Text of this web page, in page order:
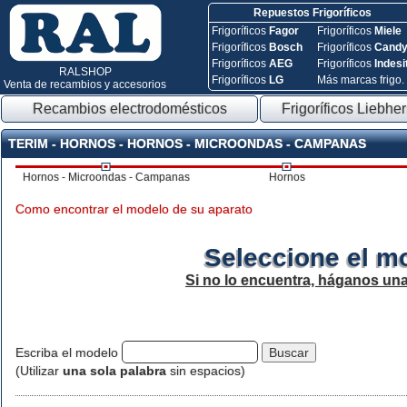
RALSHOP
Venta de recambios y accesorios
Repuestos Frigoríficos
Frigoríficos Fagor
Frigoríficos Bosch
FrigoríficosAEG
Frigoríficos LG
Frigoríficos Miele
Frigoríficos
Frigoríficos
Más marcas frigo.
Recambios electrodomésticos Frigoríficos
TERIM - HORNOS - HORNOS - MICROONDAS - CAMPANAS
Hornos - Microondas - Campanas Hornos
Como encontrar el modelo de su aparato
Seleccione el
Si no lo encuentra, háganos
Escriba el modelo
(Utilizar una sola palabra sin espacios)